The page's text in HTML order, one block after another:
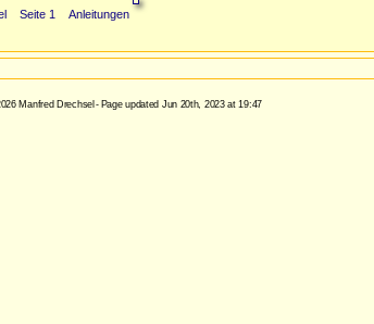
Seite 1
Anleitungen
Manfred Drechsel - Page updated Jun 20th, 2023 at 19:47